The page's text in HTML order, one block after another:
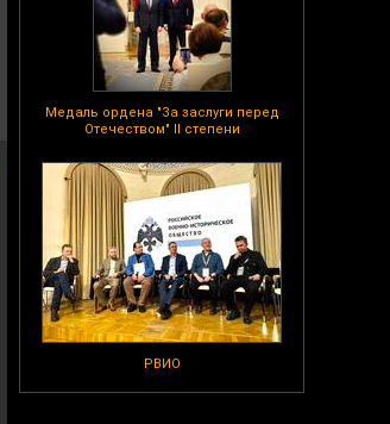
Медаль ордена "За заслуги перед
Отечеством" II степени
РВИО